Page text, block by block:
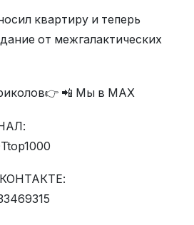
квартиру и теперь
от межгалактических
📲 Мы в МАХ